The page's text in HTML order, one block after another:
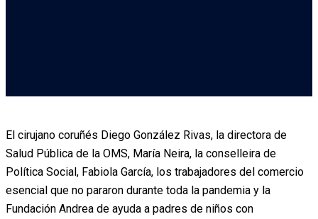
El cirujano coruñés Diego González Rivas, la directora de
Salud Pública de la OMS, María Neira, la conselleira de
Política Social, Fabiola García, los trabajadores del comercio
esencial que no pararon durante toda la pandemia y la
Fundación Andrea de ayuda a padres de niños con